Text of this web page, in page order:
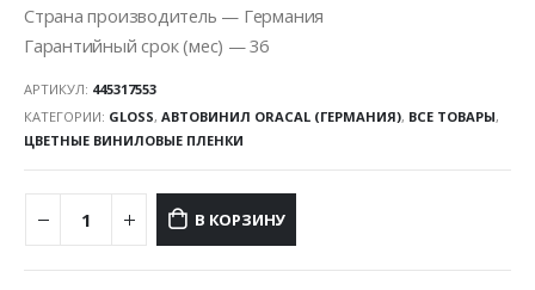
Страна производитель — Германия
Гарантийный срок (мес) — 36
АРТИКУЛ: 445317553
КАТЕГОРИИ: GLOSS, АВТОВИНИЛ ORACAL (ГЕРМАНИЯ), ВСЕ ТОВАРЫ,
ЦВЕТНЫЕ ВИНИЛОВЫЕ ПЛЕНКИ
В КОРЗИНУ